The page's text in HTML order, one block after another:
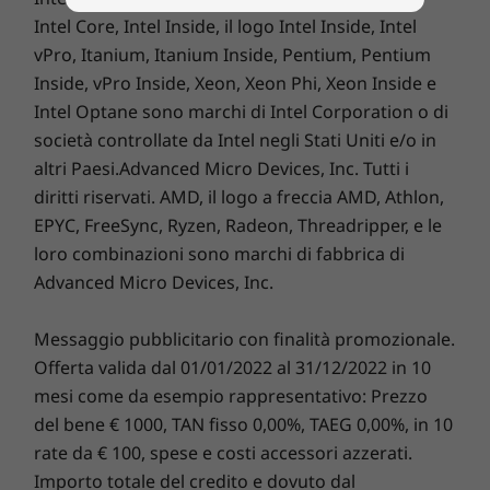
Potenza grafica avanzata con NVIDIA
Ideapad 320 offre numerose opzioni di grafica,
tra cui la potente scheda grafica NVIDIA
®
Confronta Acquista
Up to AMD
Ryzen™ 7
Mobile
Sistema
Up to
Pro
tutto sotto controllo. Puoi individuare, bloccare e
proteggere il tuo dispositivo e ritrovare il tuo PC rubato
con la massima efficienza. AggiungiLenovo Smart
Performanceper ottenere un'incredibile impennata
delle prestazioni del PC ogni giorno, per un'esperienza
online senza interruzioni con misure di protezione
ancora più potenti. Scopri l'eccellenza e la sicurezza
del futuro per il tuo nuovo dispositivo Lenovo.
Aggiorna la garanzia del tuo notebook
di un anno sulla batteria, indipendentemente dalla
garanzia del sistema. Ma ecco il vero punto di svolta:
per alcuni PC selezionati, offriamo la soluzioneSealed
Battery Warranty per 3 anni. Acquista questo
aggiornamento con il dispositivo o durante il periodo
di garanzia originale di un anno della batteria (se
Intel Core, Intel Inside, il logo Intel Inside, Intel
vPro, Itanium, Itanium Inside, Pentium, Pentium
Inside, vPro Inside, Xeon, Xeon Phi, Xeon Inside e
Intel Optane sono marchi di Intel Corporation o di
società controllate da Intel negli Stati Uniti e/o in
altri Paesi.Advanced Micro Devices, Inc. Tutti i
diritti riservati. AMD, il logo a freccia AMD, Athlon,
EPYC, FreeSync, Ryzen, Radeon, Threadripper, e le
loro combinazioni sono marchi di fabbrica di
Advanced Micro Devices, Inc.
Messaggio pubblicitario con finalità promozionale.
Offerta valida dal 01/01/2022 al 31/12/2022 in 10
mesi come da esempio rappresentativo: Prezzo
del bene € 1000, TAN fisso 0,00%, TAEG 0,00%, in 10
rate da € 100, spese e costi accessori azzerati.
Importo totale del credito e dovuto dal